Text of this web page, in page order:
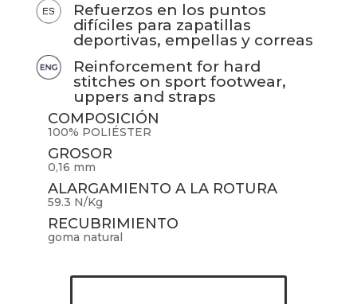
Refuerzos en los puntos
difíciles para zapatillas
deportivas, empellas y correas
Reinforcement for hard
stitches on sport footwear,
uppers and straps
COMPOSICIÓN
100% POLIÉSTER
GROSOR
0,16 mm
ALARGAMIENTO A LA ROTURA
59.3 N/Kg
RECUBRIMIENTO
goma natural